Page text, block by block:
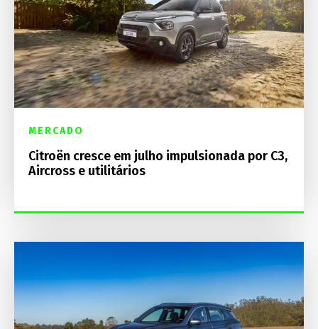
MERCADO
Citroën cresce em julho impulsionada por C3,
Aircross e utilitários